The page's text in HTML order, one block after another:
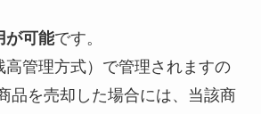
が可能です。
高管理方式）で管理されますの
品を売却した場合には、当該商